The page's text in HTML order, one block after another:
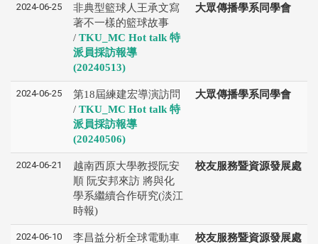
2024-06-25
非典型籃球人王承文寫
著不一樣的籃球故事
/ TKU_MC Hot talk 特
派員採訪報導
(20240513)
大眾傳播學系同學會
2024-06-25
第18屆練建宏導演訪問
/ TKU_MC Hot talk 特
派員採訪報導
(20240506)
大眾傳播學系同學會
2024-06-21
越南西原大學教授阮安
順 阮安邦來訪 將與化
學系繼續合作研究(淡江
時報)
校友服務暨資源發展處
2024-06-10
李昌益分析全球電動車
校友服務暨資源發展處